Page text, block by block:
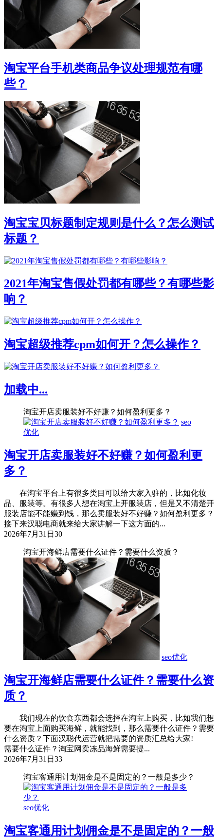
淘宝平台手机类商品争议处理规范有哪
些？
淘宝宝贝标题制定规则是什么？怎么测试
标题？
2021年淘宝售假处罚都有哪些？有哪些影
响？
淘宝超级推荐cpm如何开？怎么操作？
加载中...
淘宝开店卖服装好不好赚？如何盈利更多？
seo
优化
淘宝开店卖服装好不好赚？如何盈利更
多？
在淘宝平台上有很多类目可以给大家入驻的，比如化妆
品、服装等。有很多人想在淘宝上开服装店，但是又不清楚开
服装店能不能赚到钱，那么卖服装好不好赚？如何盈利更多？
接下来汉聪电商就来给大家讲解一下这方面的...
2026年7月31日 30
淘宝开海鲜店需要什么证件？需要什么资质？
seo优化
淘宝开海鲜店需要什么证件？需要什么资
质？
我们现在的饮食东西都会选择在淘宝上购买，比如我们想
要在淘宝上面购买海鲜，就能找到，那么需要什么证件？需要
什么资质？下面汉聪代运营就把需要的资质汇总给大家!
需要什么证件？淘宝网卖冻品海鲜需要提...
2026年7月31日 33
淘宝客通用计划佣金是不是固定的？一般是多少？
seo优化
淘宝客通用计划佣金是不是固定的？一般